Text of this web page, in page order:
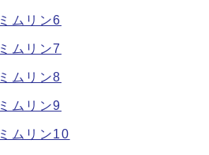
ミムリン6
ミムリン7
ミムリン8
ミムリン9
ミムリン10